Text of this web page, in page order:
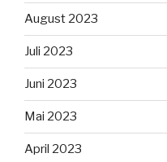
August 2023
Juli 2023
Juni 2023
Mai 2023
April 2023